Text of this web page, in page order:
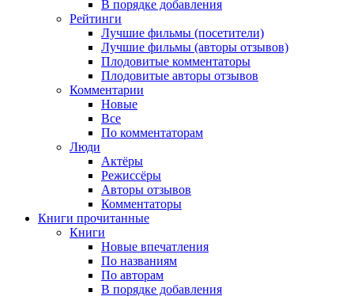
В порядке добавления
Рейтинги
Лучшие фильмы (посетители)
Лучшие фильмы (авторы отзывов)
Плодовитые комментаторы
Плодовитые авторы отзывов
Комментарии
Новые
Все
По комментаторам
Люди
Актёры
Режиссёры
Авторы отзывов
Комментаторы
Книги прочитанные
Книги
Новые впечатления
По названиям
По авторам
В порядке добавления